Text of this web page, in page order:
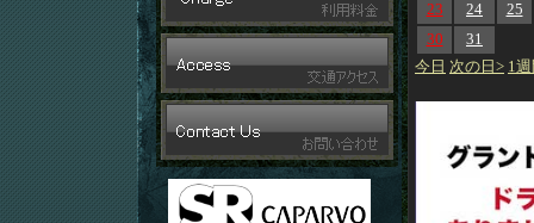
23
24
25
30
31
今日 次の日> 1